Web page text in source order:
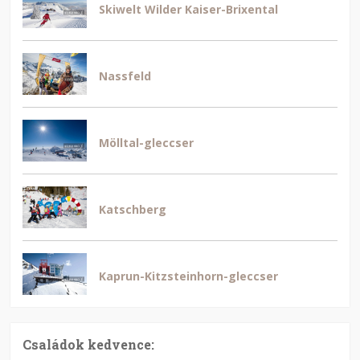
Skiwelt Wilder Kaiser-Brixental
Nassfeld
Mölltal-gleccser
Katschberg
Kaprun-Kitzsteinhorn-gleccser
Családok kedvence: